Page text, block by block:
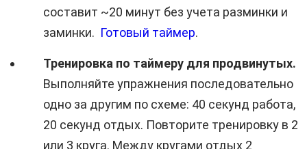
составит ~20 минут без учета разминки и
заминки. Готовый таймер.
Тренировка по таймеру для продвинутых.
Выполняйте упражнения последовательно
одно за другим по схеме: 40 секунд работа,
20 секунд отдых. Повторите тренировку в 2
или 3 круга. Между кругами отдых 2